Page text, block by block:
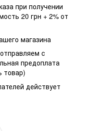
при получении
20 грн + 2% от
магазина
с
предоплата
товар)
действует